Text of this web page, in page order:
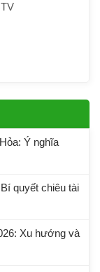
Ý nghĩa
quyết chiêu tài
Xu hướng và